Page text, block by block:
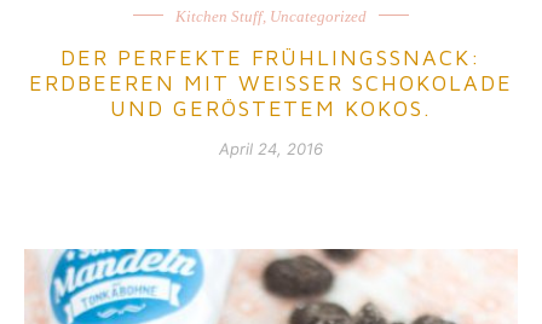
Kitchen Stuff, Uncategorized
DER PERFEKTE FRÜHLINGSSNACK:
ERDBEEREN MIT WEISSER SCHOKOLADE U
ND GERÖSTETEM KOKOS.
April 24, 2016